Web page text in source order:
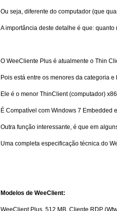
Ou seja, diferente do computador (que
A importância deste detalhe é que:
O WeeCliente Plus é atualmente o Thin
Pois está entre os menores da categoria
Ele é o menor ThinClient (computador)
É Compatível com Windows 7 Embedded
Outra função interessante, é que em
Uma completa especificação técnica do
Modelos de WeeClient:
WeeClient Plus, 512 MB, Cliente RDP